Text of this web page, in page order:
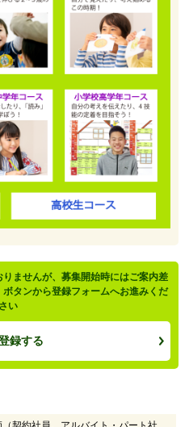
ませんが、募集開始時にはご案内差
タンから登録フォームへお進みくだ
さい
録する